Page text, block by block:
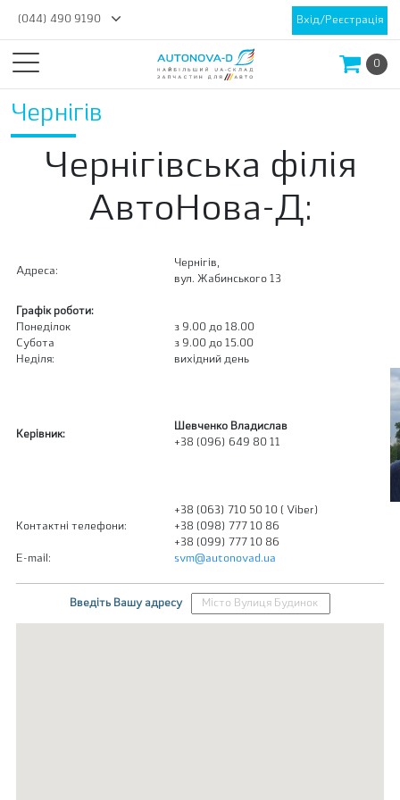
(044) 490 9190 Вхід/Реєстрація
0
Чернігів
Чернігівська філія
АвтоНова-Д:
Адреса:
Чернігів,
вул. Жабинського 13
Графік роботи:
Понеділок
Субота
з 9.00 до 18.00
з 9.00 до 15.00
Неділя:
вихідний день
Керівник:
Шевченко Владислав
+38 (096) 649 80 11
Контактні телефони:
+38 (063) 710 50 10 ( Viber)
+38 (098) 777 10 86
+38 (099) 777 10 86
E-mail:
svm@autonovad.ua
Введіть Вашу адресу